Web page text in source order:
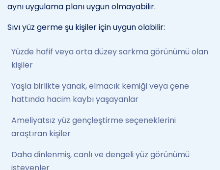
aynı uygulama planı uygun olmayabilir.
Sıvı yüz germe şu kişiler için uygun olabilir:
Yüzde hafif veya orta düzey sarkma görünümü olan
kişiler
Yaşla birlikte yanak, elmacık kemiği veya çene
hattında hacim kaybı yaşayanlar
Ameliyatsız yüz gençleştirme seçeneklerini
araştıran kişiler
Daha dinlenmiş, canlı ve dengeli yüz görünümü
isteyenler